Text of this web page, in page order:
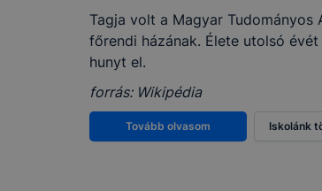
Tagja volt a Magyar Tudományos
főrendi házának. Élete utolsó
hunyt el.
forrás: Wikipédia
Tovább olvasom Iskolánk